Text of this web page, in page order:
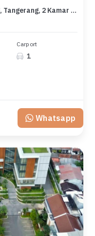
Rumah Mewah di Pondok Pucung, Tangerang, 2 Kamar Tidur, LT 1024m²
Carport
1
Whatsapp